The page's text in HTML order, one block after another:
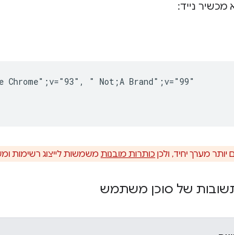
מכשיר נייד:
Chrome";v="93", " Not;A Brand";v="99"
מערך יחיד, ולכן כותרות מובנות משמשות לייצוג רשימות
של סוכן משתמש